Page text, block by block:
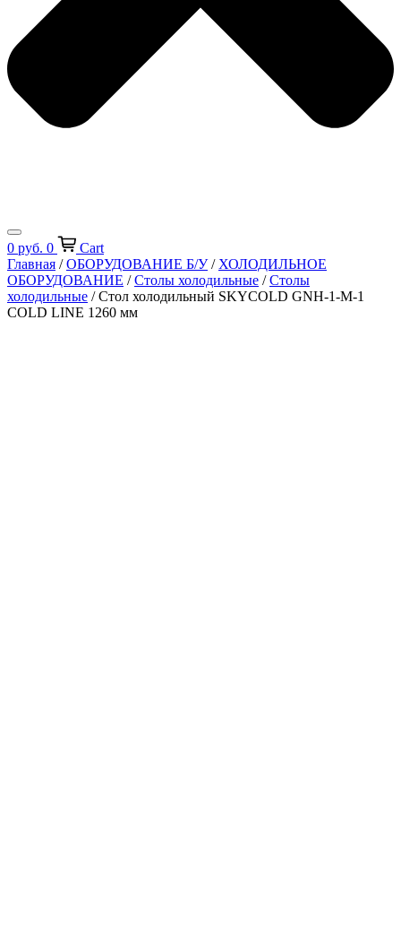
0 руб. 0
Cart
Главная /ОБОРУДОВАНИЕ Б/У/ ХОЛОДИЛЬНОЕ
ОБОРУДОВАНИЕ /Столы холодильные /Столы
холодильные / Стол холодильный SKYCOLD GNH-1-M-1
COLD LINE 1260 мм